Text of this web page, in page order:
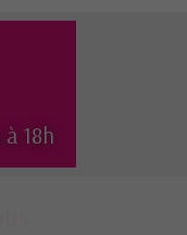
18h